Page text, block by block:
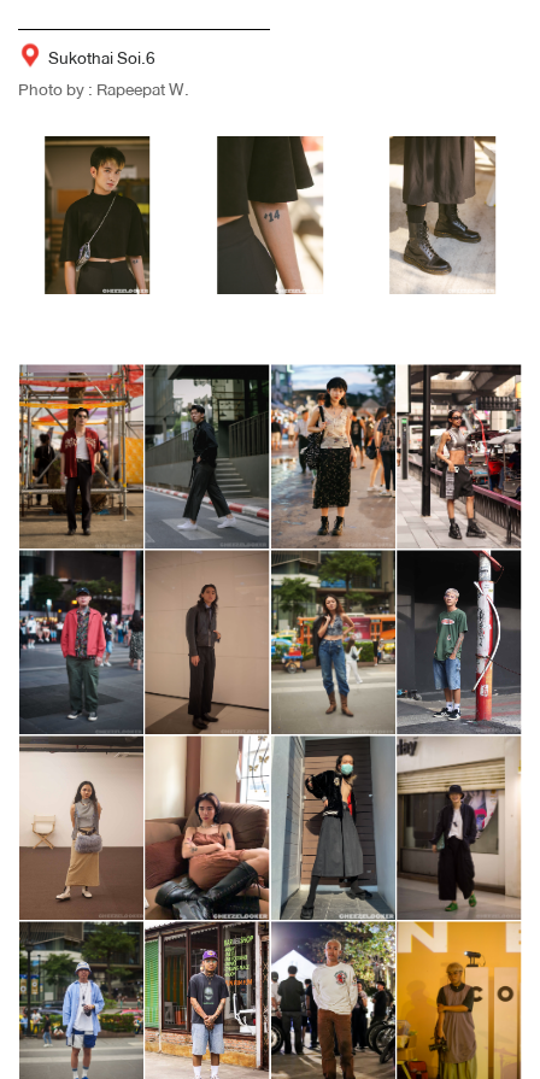
Sukothai Soi.6
Photo by : Rapeepat W.